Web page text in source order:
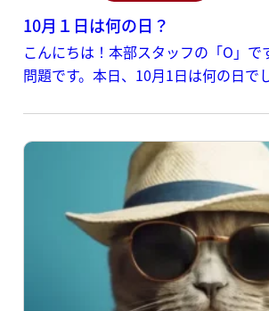
10月１日は何の日？
こんにちは！本部スタッフの「O」で
問題です。本日、10月1日は何の日で